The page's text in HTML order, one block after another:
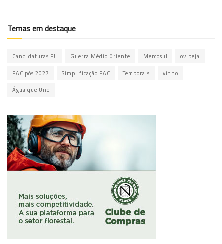
Temas em destaque
Candidaturas PU Guerra Médio Oriente Mercosul ovibeja
PAC pós 2027 Simplificação PAC Temporais vinho
Água que Une